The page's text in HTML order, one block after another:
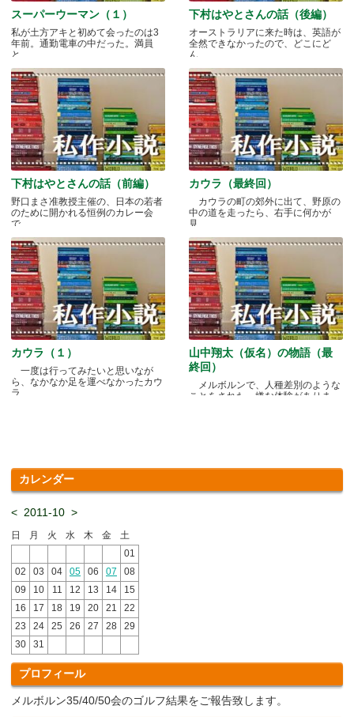
スーパーウーマン（１）
私が土方アキと初めて会ったのは3
年前。通勤電車の中だった。満員
と.....
下村はやとさんの話（後編）
オーストラリアに来た時は、英語が
全然できなかったので、どこにど
ん.....
下村はやとさんの話（前編）
野口まさ准教授主催の、日本の若者
のために開かれる恒例のカレー会
で.....
カウラ（最終回）
カウラの町の郊外に出て、野原の
中の道を走ったら、右手に何かが
見.....
カウラ（１）
一度は行ってみたいと思いなが
ら、なかなか足を運べなかったカウ
ラ.....
山中翔太（仮名）の物語（最
終回）
メルボルンで、人種差別のような
ことをされた、嫌な体験がありま
カレンダー
< 2011-10 >
日 月 火 水 木 金
土
01
02
03 04 05 06 07
08
09
10 11 12 13 14
15
16
17 18 19 20 21
22
23
24 25 26 27 28
29
30
31
プロフィール
メルボルン35/40/50会のゴルフ結果をご報告致します。